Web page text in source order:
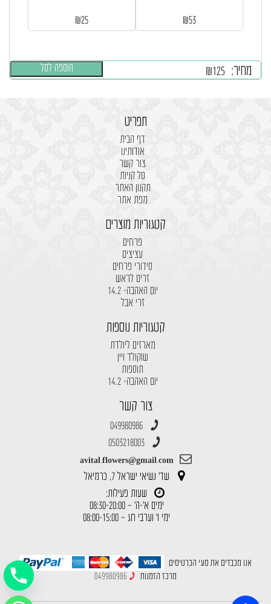
מחיר: ₪125 הוספה לסל
₪25 ₪53
תפריט
דף הבית
אודותינו
צור קשר
סל קניות
תקנון האתר
מפת אתר
קטגוריות מוצרים
פרחים
עציצים
סידורי פרחים
זרים לראש
יום האהבה- 14.2
זרי אבל
קטגוריות נוספות
מארזים ליולדת
שוקולד ויין
תוספות
יום האהבה- 14.2
צור קשר
049980986
0503218003
avital.flowers@gmail.com
שד' נשיאי ישראל 7, כרמיאל
שעות פעילות:
ימים א'-ה' – 08:30-20:00
ימי ו' וערבי חג – 08:00-15:00
אנו מכבדים את סוגי הכרטיסים
מרכז הזמנות